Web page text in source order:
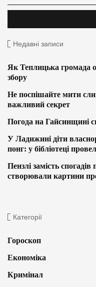
Недавні записи
Як Теплицька громада
збору
Не поспішайте мити
важливий секрет
Погода на Гайсинщині
У Ладижині діти
понг: у бібліотеці
Пензлі замість
створювали картини
Категорії
Гороскоп
Економіка
Кримінал